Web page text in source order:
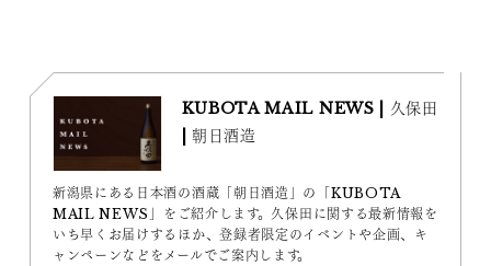
KUBOTA MAIL NEWS | 久保田
| 朝日酒造
新潟県にある日本酒の酒蔵「朝日酒造」の「KUBOTA
MAIL NEWS」をご紹介します。久保田に関する最新情報を
いち早くお届けするほか、登録者限定のイベントや企画、キ
ャンペーンなどをメールでご案内します。